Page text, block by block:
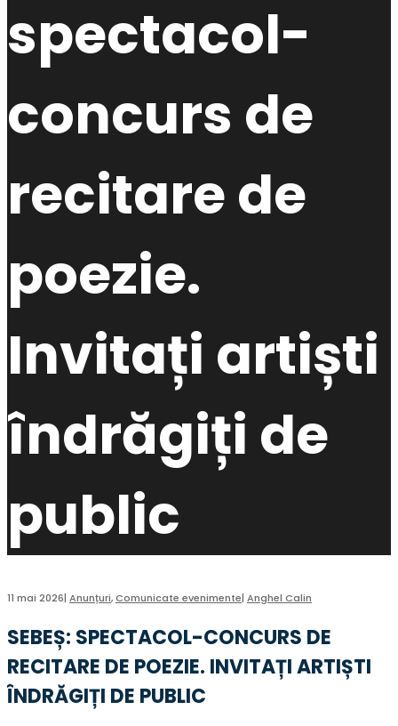
spectacol-
concurs de
recitare de
poezie.
Invitați artiști
îndrăgiți de
public
11 mai 2026| Anunțuri,Comunicate evenimente| Anghel Calin
SEBEȘ: SPECTACOL-CONCURS DE
RECITARE DE POEZIE. INVITAȚI ARTIȘTI
ÎNDRĂGIȚI DE PUBLIC